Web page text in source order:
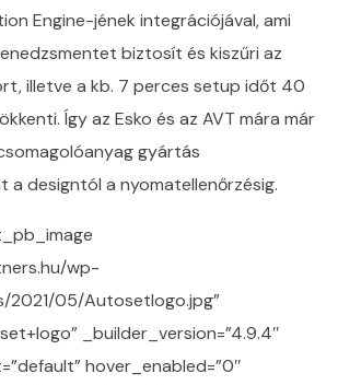
Engine-jének integrációjával, ami
biztosít és kiszűri az
illetve a kb. 7 perces setup időt 40
Így az Esko és az AVT mára már
gyártás
a designtól a nyomatellenőrzésig.
wp-
05/Autosetlogo.jpg”
_builder_version=”4.9.4″
hover_enabled=”0″